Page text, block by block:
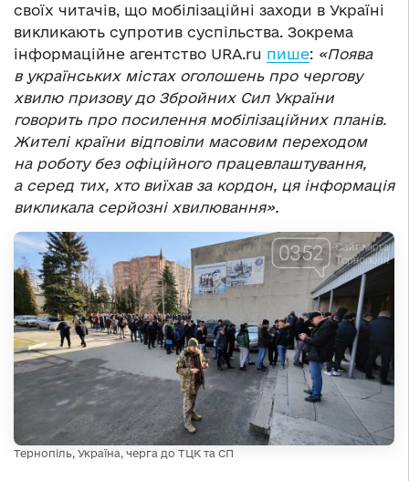
своїх читачів, що мобілізаційні заходи в Україні
викликають супротив суспільства. Зокрема
інформаційне агентство URA.ru пише: «Поява
в українських містах оголошень про чергову
хвилю призову до Збройних Сил України
говорить про посилення мобілізаційних планів.
Жителі країни відповіли масовим переходом
на роботу без офіційного працевлаштування,
а серед тих, хто виїхав за кордон, ця інформація
викликала серйозні хвилювання».
Тернопіль, Україна, черга до ТЦК та СП